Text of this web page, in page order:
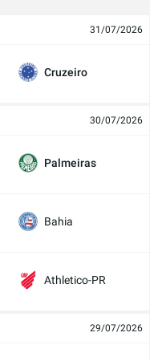
31/07/2026
Cruzeiro
30/07/2026
Palmeiras
Bahia
Athletico-PR
29/07/2026